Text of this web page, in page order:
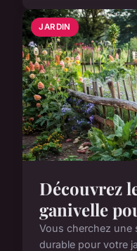
JARDIN
Découvrez
ganivelle
Vous cherchez une
durable pour votre